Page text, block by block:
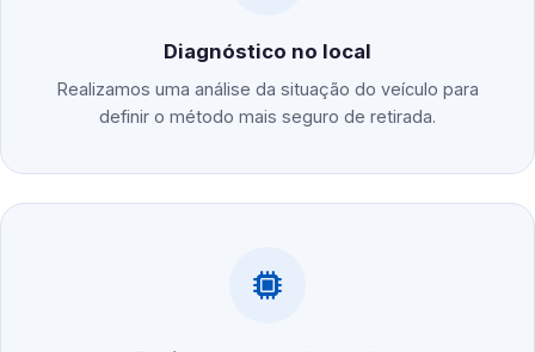
Diagnóstico no local
Realizamos uma análise da situação do veículo para
definir o método mais seguro de retirada.